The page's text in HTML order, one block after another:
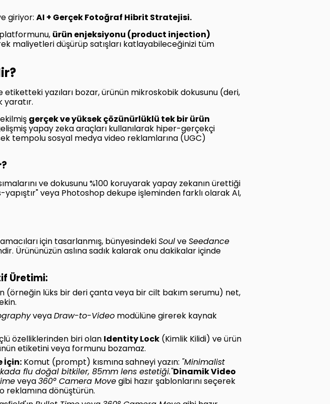
giriyor: AI + Gerçek Fotoğraf Hibrit Stratejisi.
platformunu, ürün enjeksiyonu (product injection)
maliyetleri düşürüp satışları katlayabileceğinizi tüm
yazıları bozar, ürünün mikroskobik dokusunu (deri,
yaratır.
gerçek ve yüksek çözünürlüklü tek bir ürün
yapay zeka araçları kullanılarak hiper-gerçekçi
tempolu sosyal medya video reklamlarına (UGC)
ve dokusunu %100 koruyarak yapay zekanın ürettiği
veya Photoshop dekupe işleminden farklı olarak AI,
için tasarlanmış, bünyesindekiSoulveSeedance
Ürününüzün aslına sadık kalarak onu dakikalar içinde
Üretimi:
(örneğin lüks bir deri çanta veya bir cilt bakım serumu) net,
veyaDraw-to-Video modülüne girerek kaynak
özelliklerinden biri olan Identity Lock (Kimlik Kilidi) ve ürün
etiketini veya formunu bozamaz.
İçin: Komut (prompt) kısmına sahneyi yazın: "Minimalist
flu doğal bitkiler, 85mm lens estetiği." Dinamik Video
veya360° Camera Movegibi hazır şablonlarını seçerek
reklamına dönüştürün.